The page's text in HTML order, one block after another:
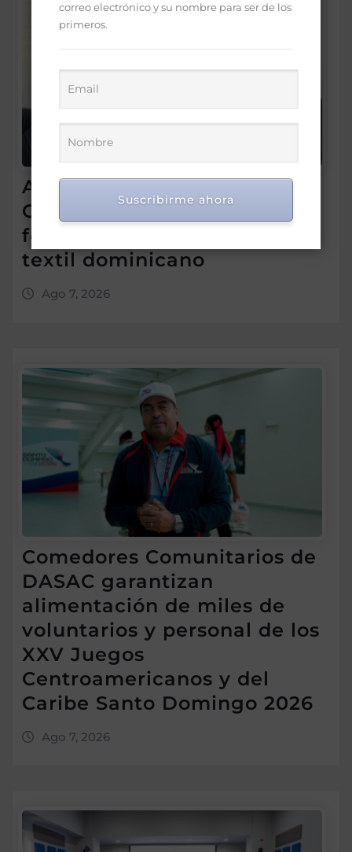
Asotedom reconoce a Rafael
Cruz por sus aportes al
fortalecimiento del sector
textil dominicano
Ago 7, 2026
Comedores Comunitarios de
DASAC garantizan
alimentación de miles de
voluntarios y personal de los
XXV Juegos
Centroamericanos y del
Caribe Santo Domingo 2026
Ago 7, 2026
correo electrónico y su nombre para ser de los
primeros.
Suscribirme ahora